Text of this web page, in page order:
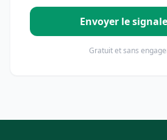
Envoyer le
Gratuit et sans